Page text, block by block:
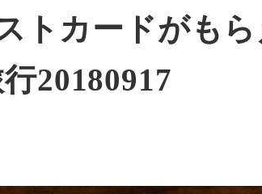
トカードがもら
20180917